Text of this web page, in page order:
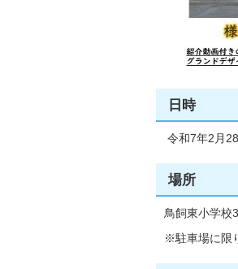
日時
令和7年2月
場所
鳥飼東小学校
※駐車場に限